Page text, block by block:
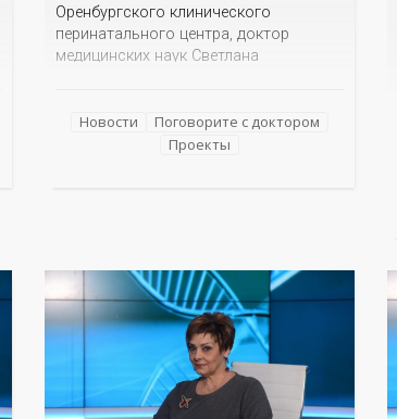
Оренбургского клинического
перинатального центра, доктор
медицинских наук Светлана
репродуктивной функции,
профилактике нежелательной
Новости
Поговорите с доктором
Проекты